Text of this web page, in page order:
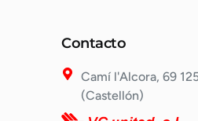
Contacto
Camí l'Alcora, 69
(Castellón)